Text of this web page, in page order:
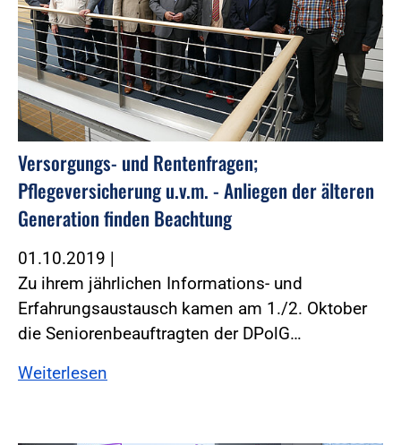
Versorgungs- und Rentenfragen;
Pflegeversicherung u.v.m. - Anliegen der älteren
Generation finden Beachtung
01.10.2019 |
Zu ihrem jährlichen Informations- und
Erfahrungsaustausch kamen am 1./2. Oktober
die Seniorenbeauftragten der DPolG…
Weiterlesen